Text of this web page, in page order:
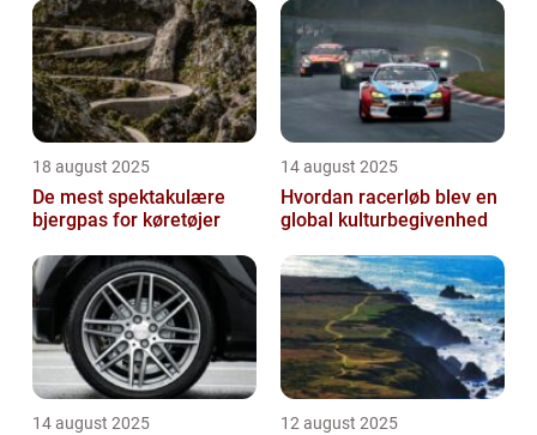
18 august 2025
De mest spektakulære
bjergpas for køretøjer
14 august 2025
Hvordan racerløb blev en
global kulturbegivenhed
14 august 2025 12 august 2025